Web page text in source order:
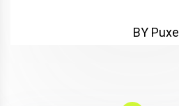
BY Puxe